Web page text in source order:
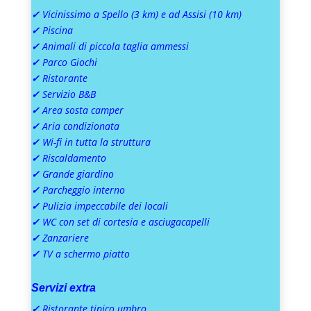
✓Vicinissimo a Spello (3 km) e ad Assisi (10 km)
✓ Piscina
✓ Animali di piccola taglia ammessi
✓ Parco Giochi
✓ Ristorante
✓ Servizio B&B
✓ Area sosta camper
✓ Aria condizionata
✓ Wi-fi in tutta la struttura
✓ Riscaldamento
✓ Grande giardino
✓ Parcheggio interno
✓ Pulizia impeccabile dei locali
✓ WC con set di cortesia e asciugacapelli
✓ Zanzariere
✓ TV a schermo piatto
Servizi extra
✓ Ristorante tipico umbro